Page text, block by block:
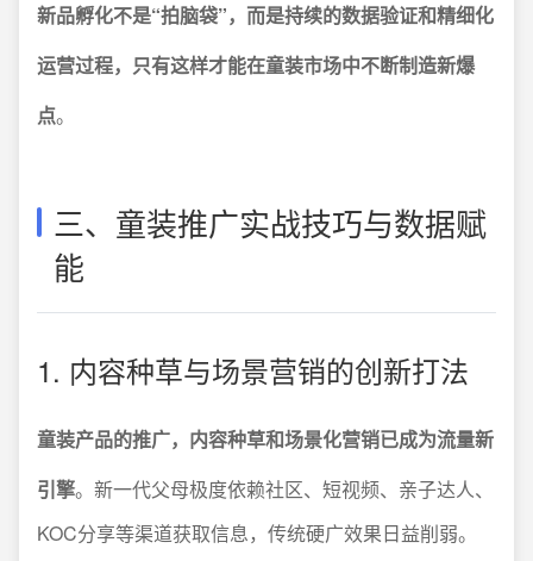
新品孵化不是“拍脑袋”，而是持续的数据验证和精细化
运营过程，只有这样才能在童装市场中不断制造新爆
点。
三、童装推广实战技巧与数据赋
能
1. 内容种草与场景营销的创新打法
童装产品的推广，内容种草和场景化营销已成为流量新
引擎。新一代父母极度依赖社区、短视频、亲子达人、
KOC分享等渠道获取信息，传统硬广效果日益削弱。